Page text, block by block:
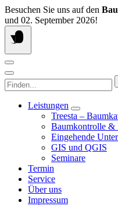
Springen
Sie
zum
Inhalt
Besuchen Sie uns auf den
und 02. September 2026!
Finden...
Leistungen
Treesta –
Baumkontrolle &
Eingehende
GIS und QGIS
Seminare
Termin
Service
Über uns
Impressum